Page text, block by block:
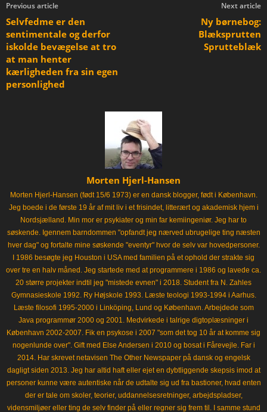
Previous article
Selvfedme er den
sentimentale og derfor
iskolde bevægelse at tro
at man henter
kærligheden fra sin egen
personlighed
Next article
Ny børnebog:
Blæksprutten
Sprutteblæk
Morten Hjerl-Hansen
Morten Hjerl-Hansen (født 15/6 1973) er en dansk blogger, født i København.
Jeg boede i de første 19 år af mit liv i et frisindet, litterært og akademisk hjem i
Nordsjælland. Min mor er psykiater og min far kemiingeniør. Jeg har to
søskende. Igennem barndommen "opfandt jeg nærved ubrugelige ting næsten
hver dag" og fortalte mine søskende "eventyr" hvor de selv var hovedpersoner.
I 1986 besøgte jeg Houston i USA med familien på et ophold der strakte sig
over tre en halv måned. Jeg startede med at programmere i 1986 og lavede ca.
20 større projekter indtil jeg "mistede evnen" i 2018. Student fra N. Zahles
Gymnasieskole 1992. Ry Højskole 1993. Læste teologi 1993-1994 i Aarhus.
Læste filosofi 1995-2000 i Linköping, Lund og København. Arbejdede som
Java programmør 2000 og 2001. Medvirkede i talrige digtoplæsninger i
København 2002-2007. Fik en psykose i 2007 "som det tog 10 år at komme sig
nogenlunde over". Gift med Else Andersen i 2010 og bosat i Fårevejle. Far i
2014. Har skrevet netavisen The Other Newspaper på dansk og engelsk
dagligt siden 2013. Jeg har altid haft eller ejet en dybtliggende skepsis imod at
personer kunne være autentiske når de udtalte sig ud fra bastioner, hvad enten
der er tale om skoler, teorier, uddannelsesretninger, arbejdspladser,
vidensmiljøer eller ting de selv finder på eller regner sig frem til. I samme stund